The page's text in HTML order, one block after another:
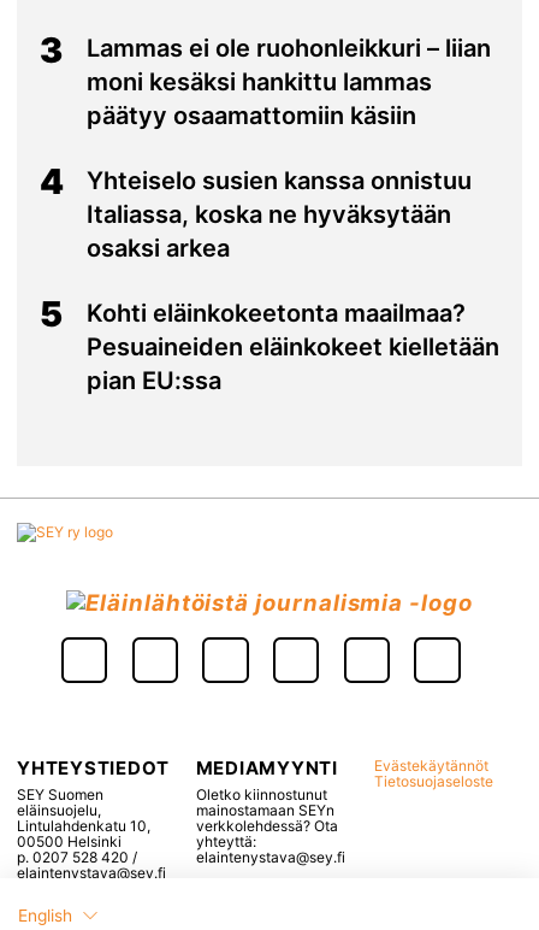
3
Lammas ei ole ruohonleikkuri – liian
moni kesäksi hankittu lammas
päätyy osaamattomiin käsiin
4
Yhteiselo susien kanssa onnistuu
Italiassa, koska ne hyväksytään
osaksi arkea
5
Kohti eläinkokeetonta maailmaa?
Pesuaineiden eläinkokeet kielletään
pian EU:ssa
YHTEYSTIEDOT
SEY Suomen
eläinsuojelu,
Lintulahdenkatu 10,
00500 Helsinki
p. 0207 528 420 /
elaintenystava@sey.fi
MEDIAMYYNTI
Oletko kiinnostunut
mainostamaan SEYn
verkkolehdessä? Ota
yhteyttä:
elaintenystava@sey.fi
Evästekäytännöt
Tietosuojaseloste
English